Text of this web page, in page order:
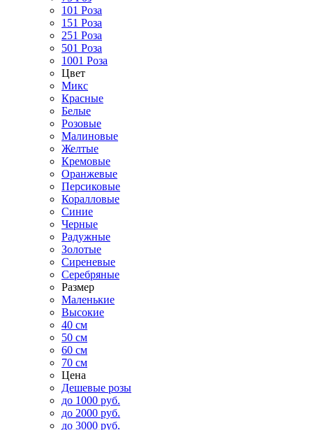
101 Роза
151 Роза
251 Роза
501 Роза
1001 Роза
Цвет
Микс
Красные
Белые
Розовые
Малиновые
Желтые
Кремовые
Оранжевые
Персиковые
Коралловые
Синие
Черные
Радужные
Золотые
Сиреневые
Серебряные
Размер
Маленькие
Высокие
40 см
50 см
60 см
70 см
Цена
Дешевые розы
до 1000 руб.
до 2000 руб.
до 3000 руб.